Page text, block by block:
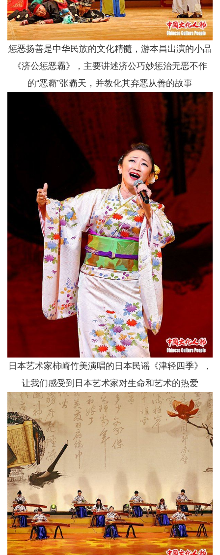
惩恶扬善是中华民族的文化精髓，游本昌出演的小品
《济公惩恶霸》，主要讲述济公巧妙惩治无恶不作
的“恶霸”张霸天，并教化其弃恶从善的故事
日本艺术家柿崎竹美演唱的日本民谣《津轻四季》，
让我们感受到日本艺术家对生命和艺术的热爱